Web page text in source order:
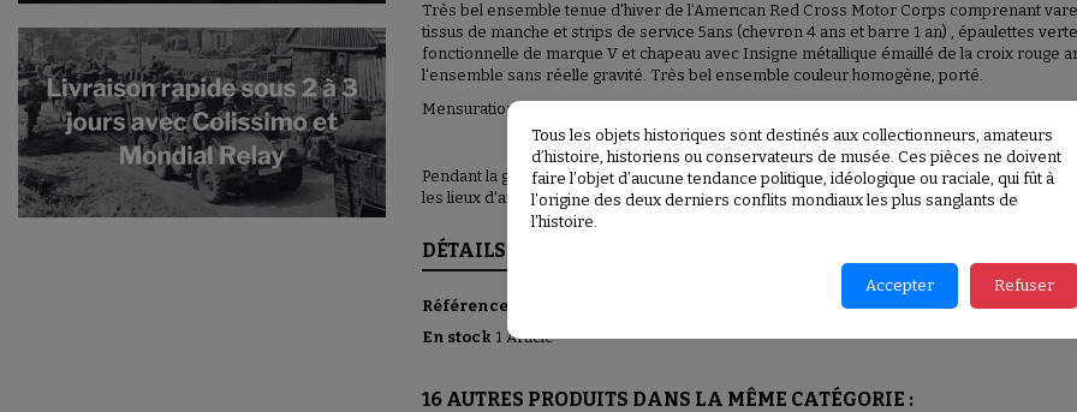
Très bel ensemble tenue d'hiver de l'American Red Cross Motor Corps comprenant
tissus de manche et strips de service 5ans (chevron 4 ans et barre 1 an) , épaulettes
fonctionnelle de marque V et chapeau avec Insigne métallique émaillé de la croix rouge
l'ensemble sans réelle gravité. Très bel ensemble couleur homogène, porté.
Mensurations: largeur épaules: 39cm, longueur de manche: 55cm, taille jupe: 34, longueur
Pendant la guerre, l'ARC Motor Corps a transporté des malades et des blessés, livré
les lieux d'affectation, et beaucoup ont également suivi une formation de mécanicien
DÉTAILS DU PRODUIT
Référence
En stock 1 Article
16 AUTRES PRODUITS DANS LA MÊME CATÉGORIE :
Tous les objets historiques sont destinés aux collectionneurs, amateurs
d’histoire, historiens ou conservateurs de musée. Ces pièces ne doivent
faire l’objet d’aucune tendance politique, idéologique ou raciale, qui fût à
l’origine des deux derniers conflits mondiaux les plus sanglants de
l’histoire.
Accepter Refuser